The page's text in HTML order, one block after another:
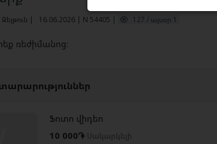
| 16.06.2026 | N 54405 | 127 / այսօր 1
ռեժիմանոց։
Ֆոտո վիդեո
10 000֏